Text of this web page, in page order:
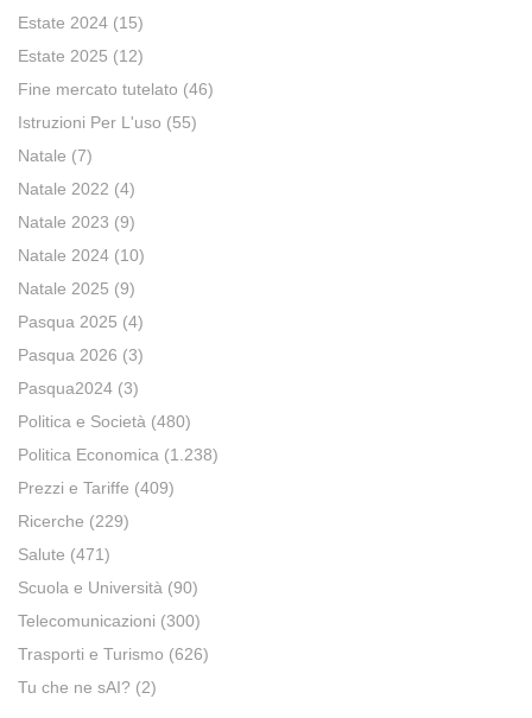
Estate 2024 (15)
Estate 2025 (12)
Fine mercato tutelato (46)
Istruzioni Per L'uso (55)
Natale (7)
Natale 2022 (4)
Natale 2023 (9)
Natale 2024 (10)
Natale 2025 (9)
Pasqua 2025 (4)
Pasqua 2026 (3)
Pasqua2024 (3)
Politica e Società (480)
Politica Economica (1.238)
Prezzi e Tariffe (409)
Ricerche (229)
Salute (471)
Scuola e Università (90)
Telecomunicazioni (300)
Trasporti e Turismo (626)
Tu che ne sAI? (2)